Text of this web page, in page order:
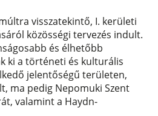
visszatekintő, I. kerületi
közösségi tervezés indult.
és élhetőbb
ki a történeti és kulturális
jelentőségű területen,
ma pedig Nepomuki Szent
valamint a Haydn-